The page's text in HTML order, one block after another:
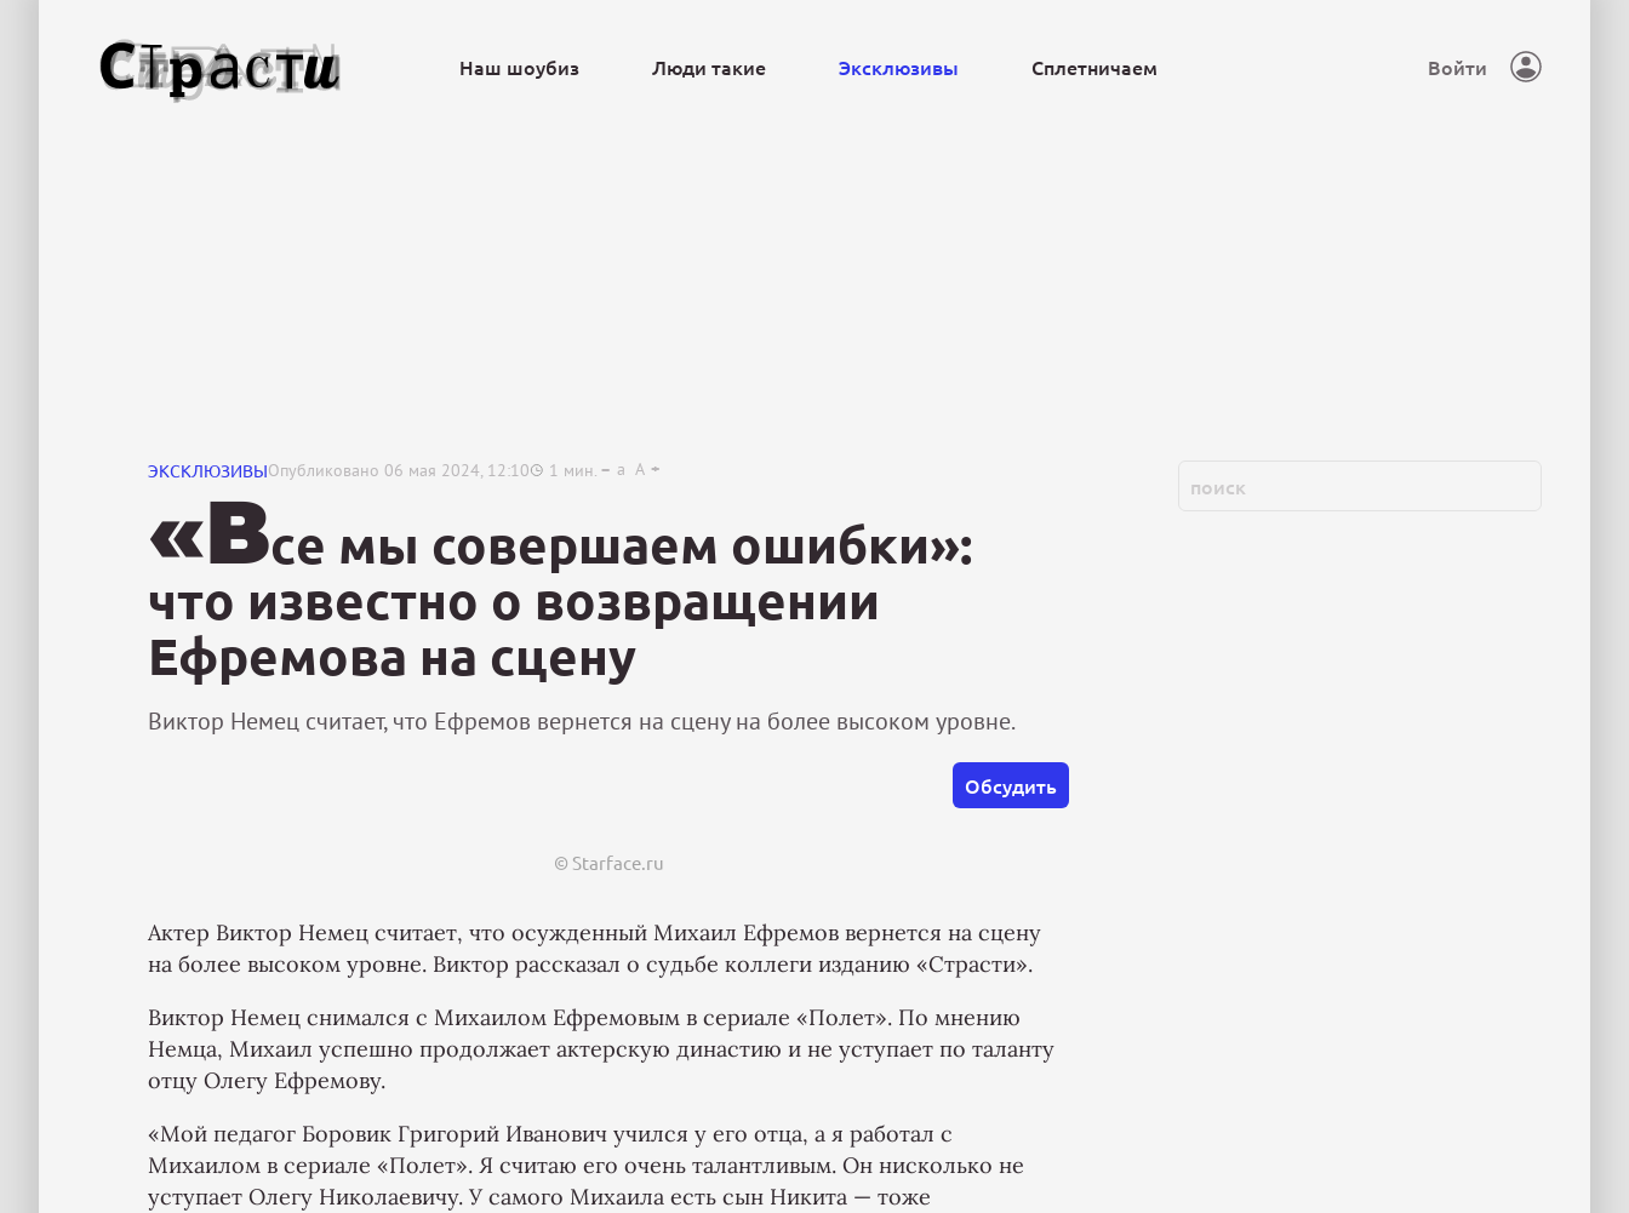
Наш шоубиз Люди такие Эксклюзивы Сплетничаем Войти
ЭКСКЛЮЗИВЫОпубликовано 06 мая 2024, 12:10 1 мин. a A
«Все мы совершаем ошибки»:
что известно о возвращении
Ефремова на сцену
Виктор Немец считает, что Ефремов вернется на сцену на более высоком уровне.
Обсудить
© Starface.ru
Актер Виктор Немец считает, что осужденный Михаил Ефремов вернется на сцену
на более высоком уровне. Виктор рассказал о судьбе коллеги изданию «Страсти».
Виктор Немец снимался с Михаилом Ефремовым в сериале «Полет». По мнению
Немца, Михаил успешно продолжает актерскую династию и не уступает по таланту
отцу Олегу Ефремову.
«Мой педагог Боровик Григорий Иванович учился у его отца, а я работал с
Михаилом в сериале «Полет». Я считаю его очень талантливым. Он нисколько не
уступает Олегу Николаевичу. У самого Михаила есть сын Никита — тоже